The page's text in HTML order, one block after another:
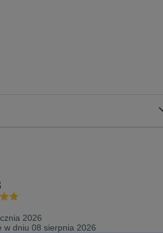
max 24h
Dostępne Różne Rozmiary
długości 38 cm
o długości 39 cm
2026
w dniu 08 sierpnia 2026